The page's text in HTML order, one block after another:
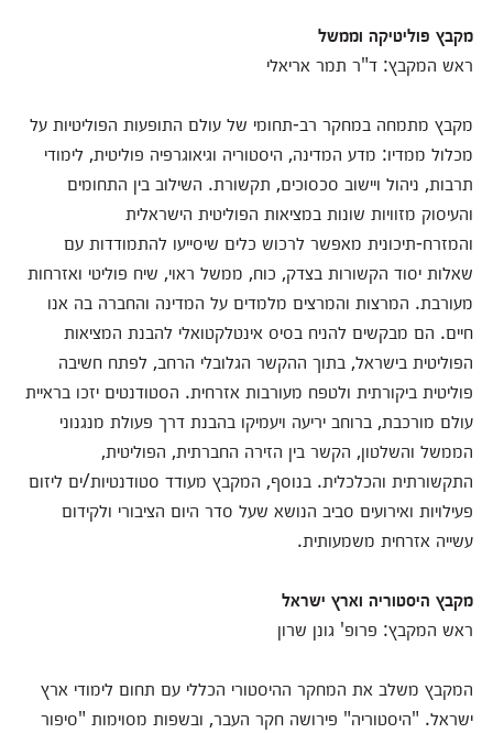
מקבץ פוליטיקה וממשל
ראש המקבץ: ד"ר תמר אריאלי
מקבץ מתמחה במחקר רב-תחומי של עולם התופעות הפוליטיות על
מכלול ממדיו: מדע המדינה, היסטוריה וגיאוגרפיה פוליטית, לימודי
תרבות, ניהול ויישוב סכסוכים, תקשורת. השילוב בין התחומים
והעיסוק מזוויות שונות במציאות הפוליטית הישראלית
והמזרח-תיכונית מאפשר לרכוש כלים שיסייעו להתמודדות עם
שאלות יסוד הקשורות בצדק, כוח, ממשל ראוי, שיח פוליטי ואזרחות
מעורבת. המרצות והמרצים מלמדים על המדינה והחברה בה אנו
חיים. הם מבקשים להניח בסיס אינטלקטואלי להבנת המציאות
הפוליטית בישראל, בתוך ההקשר הגלובלי הרחב, לפתח חשיבה
פוליטית ביקורתית ולטפח מעורבות אזרחית. הסטודנטים יזכו בראיית
עולם מורכבת, ברוחב יריעה ויעמיקו בהבנת דרך פעולת מנגנוני
הממשל והשלטון, הקשר בין הזירה החברתית, הפוליטית,
התקשורתית והכלכלית. בנוסף, המקבץ מעודד סטודנטיות/ים ליזום
פעילויות ואירועים סביב הנושא שעל סדר היום הציבורי ולקידום
עשייה אזרחית משמעותית.
מקבץ היסטוריה וארץ ישראל
ראש המקבץ: פרופ' גונן שרון
המקבץ משלב את המחקר ההיסטורי הכללי עם תחום לימודי ארץ
ישראל. "היסטוריה" פירושה חקר העבר, ובשפות מסוימות "סיפור